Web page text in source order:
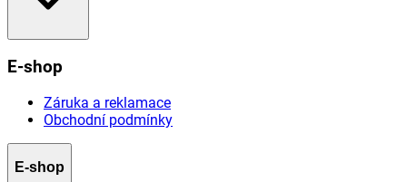
E-shop
Záruka a reklamace
Obchodní podmínky
E-shop